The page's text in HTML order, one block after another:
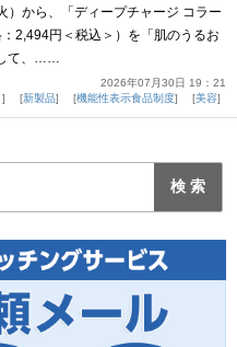
から、「ディープチャージ コラー
2,494円＜税込＞）を「肌のうるお
て、……
2026年07月30日 19：21
新製品 機能性表示食品制度 美容